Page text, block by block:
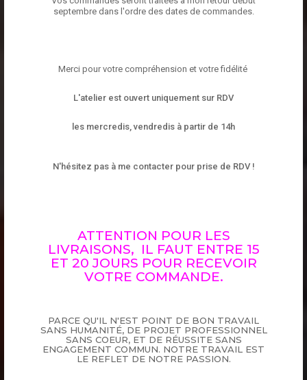
septembre dans l'ordre des dates de commandes.
Merci pour votre compréhension et votre fidélité
L'atelier est ouvert uniquement sur RDV
les mercredis, vendredis à partir de 14h
N'hésitez pas à me contacter pour prise de RDV !
ATTENTION POUR LES
LIVRAISONS, IL FAUT ENTRE 15
ET 20 JOURS POUR RECEVOIR
VOTRE COMMANDE.
PARCE QU'IL N'EST POINT DE BON TRAVAIL
SANS HUMANITÉ, DE PROJET PROFESSIONNEL
SANS COEUR, ET DE RÉUSSITE SANS
ENGAGEMENT COMMUN. NOTRE TRAVAIL EST
LE REFLET DE NOTRE PASSION.